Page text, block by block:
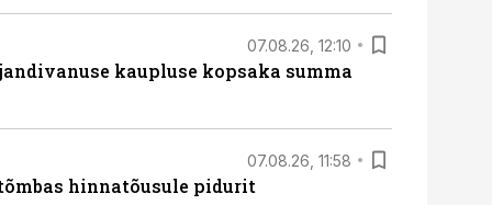
07.08.26, 12:10
kaupluse kopsaka summa
07.08.26, 11:58
hinnatõusule pidurit